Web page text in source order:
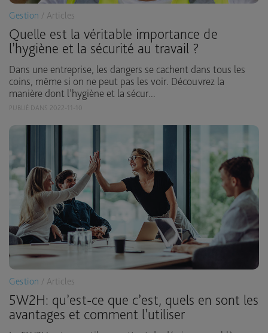
Gestion / Articles
Quelle est la véritable importance de
l’hygiène et la sécurité au travail ?
Dans une entreprise, les dangers se cachent dans tous les
coins, même si on ne peut pas les voir. Découvrez la
manière dont l’hygiène et la sécur...
PUBLIÉ DANS 2022-11-10
Gestion / Articles
5W2H: qu’est-ce que c’est, quels en sont les
avantages et comment l’utiliser